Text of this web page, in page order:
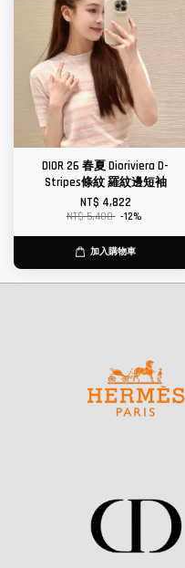
DIOR 26 春夏 Dioriviera D-
Stripes條紋 羅紋邊短袖
NT$ 4,822
NT$ 5,480 -12%
加入購物車